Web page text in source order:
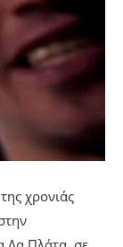
χρονιάς